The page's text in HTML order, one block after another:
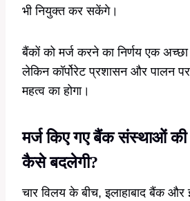
भी नियुक्त कर सकेंगे।
बैंकों को मर्ज करने का निर्णय एक
लेकिन कॉर्पोरेट प्रशासन और पालन
महत्व का होगा।
मर्ज किए गए बैंक संस्थाओं की
कैसे बदलेगी?
चार विलय के बीच, इलाहाबाद बैंक